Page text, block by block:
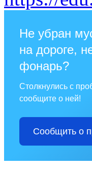
Не убран
на дороге,
фонарь?
Столкнулись с
сообщите о ней!
Сообщить о